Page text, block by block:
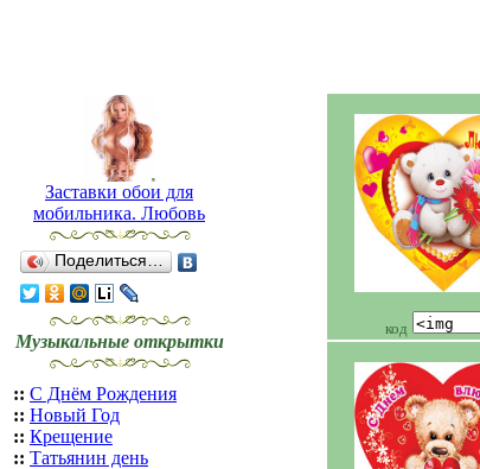
Заставки обои для
мобильника. Любовь
Поделиться…
Музыкальные открытки
:: С Днём Рождения
:: Новый Год
:: Крещение
:: Татьянин день
код